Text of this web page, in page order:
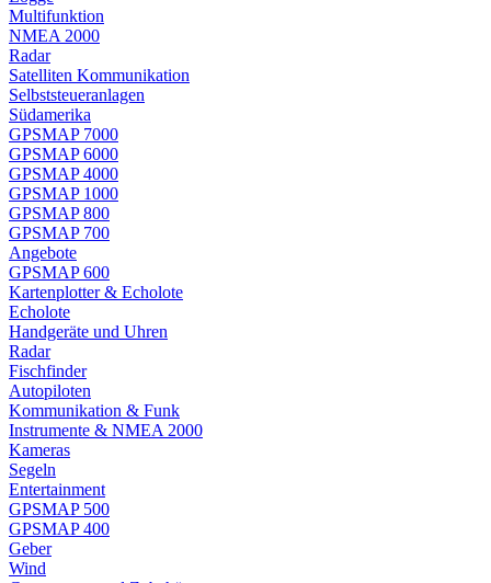
Multifunktion
NMEA 2000
Radar
Satelliten Kommunikation
Selbststeueranlagen
Südamerika
GPSMAP 7000
GPSMAP 6000
GPSMAP 4000
GPSMAP 1000
GPSMAP 800
GPSMAP 700
Angebote
GPSMAP 600
Kartenplotter & Echolote
Echolote
Handgeräte und Uhren
Radar
Fischfinder
Autopiloten
Kommunikation & Funk
Instrumente & NMEA 2000
Kameras
Segeln
Entertainment
GPSMAP 500
GPSMAP 400
Geber
Wind